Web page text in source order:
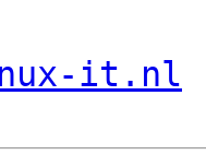
it.nl